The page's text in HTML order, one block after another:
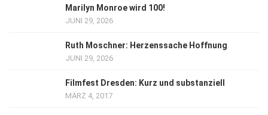
Marilyn Monroe wird 100!
JUNI 29, 2026
Ruth Moschner: Herzenssache Hoffnung
JUNI 29, 2026
Filmfest Dresden: Kurz und substanziell
MÄRZ 4, 2017